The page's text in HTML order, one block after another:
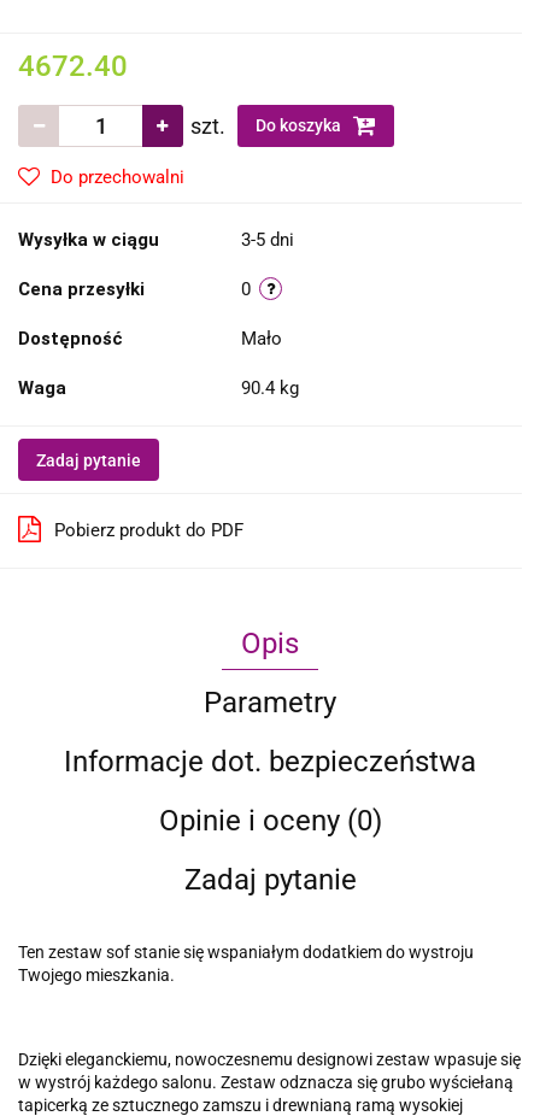
4672.40
szt. Do koszyka
Do przechowalni
Wysyłka w ciągu 3-5 dni
Cena przesyłki 0
Dostępność Mało
Waga 90.4 kg
Zadaj pytanie
Pobierz produkt do PDF
Opis
Parametry
Informacje dot. bezpieczeństwa
Opinie i oceny (0)
Zadaj pytanie
Ten zestaw sof stanie się wspaniałym dodatkiem do wystroju
Twojego mieszkania.
Dzięki eleganckiemu, nowoczesnemu designowi zestaw wpasuje się
w wystrój każdego salonu. Zestaw odznacza się grubo wyściełaną
tapicerką ze sztucznego zamszu i drewnianą ramą wysokiej